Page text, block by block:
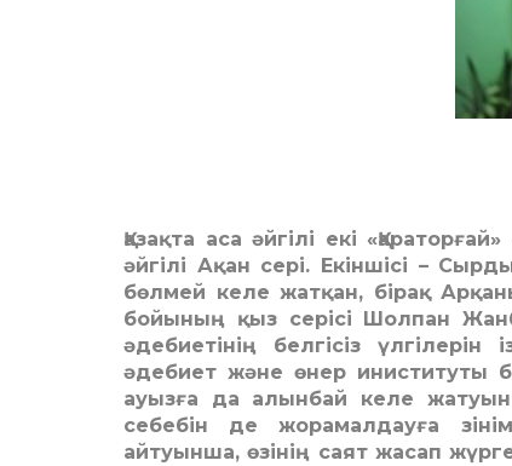
Қазақта аса әйгілі екі
әйгілі Ақан сері. Екіншісі –
бөлмей келе жатқан, бірақ
бойының қыз серісі Шолпан
әдебиетінің белгісіз
әдебиет және өнер иниституты
ауызға да алынбай келе
себебін де жорамалдауға
айтуынша, өзінің саят жасап